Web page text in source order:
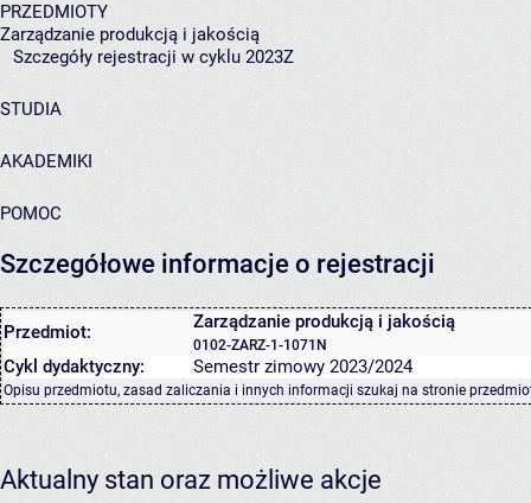
PRZEDMIOTY
Zarządzanie produkcją i jakością
Szczegóły rejestracji w cyklu 2023Z
STUDIA
AKADEMIKI
POMOC
Szczegółowe informacje o rejestracji
Przedmiot: Zarządzanie produkcją i jakością
0102-ZARZ-1-1071N
Cykl dydaktyczny: Semestr zimowy 2023/2024
Opisu przedmiotu, zasad zaliczania i innych informacji szukaj na stronie
Aktualny stan oraz możliwe akcje